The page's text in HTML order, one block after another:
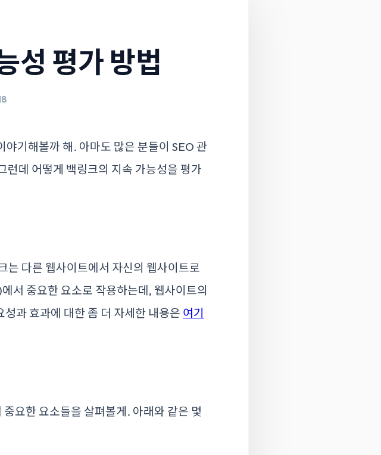
성 평가 방법
기해볼까 해. 아마도 많은 분들이 SEO 관
런데 어떻게 백링크의 지속 가능성을 평가
는 다른 웹사이트에서 자신의 웹사이트로
서 중요한 요소로 작용하는데, 웹사이트의
과 효과에 대한 좀 더 자세한 내용은 여기
요한 요소들을 살펴볼게. 아래와 같은 몇